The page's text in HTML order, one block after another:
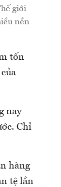
giới
nền
tốn
nay
Chỉ
hàng
tệ lần